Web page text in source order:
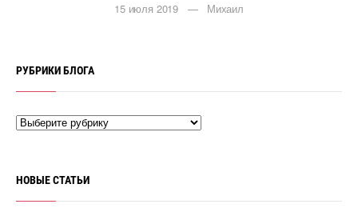
15 июля 2019 — Михаил
РУБРИКИ БЛОГА
НОВЫЕ СТАТЬИ